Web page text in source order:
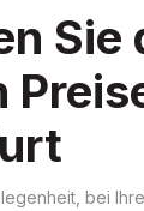
Sie
bei